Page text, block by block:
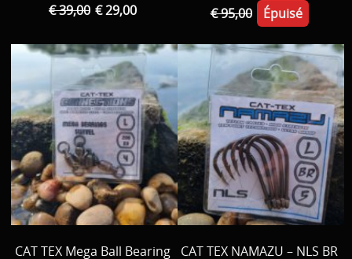
€ 39,00 € 29,00
€ 95,00
Épuisé
CAT TEX Mega Ball Bearing
CAT TEX NAMAZU – NLS BR